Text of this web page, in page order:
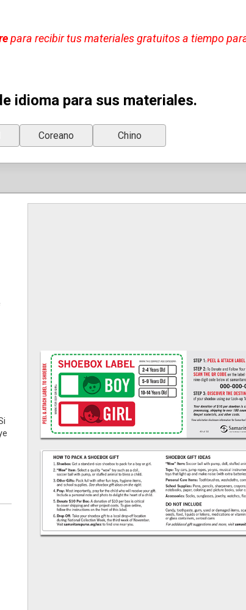
para recibir tus materiales gratuitos a tiempo
idioma para sus materiales.
Coreano Chino